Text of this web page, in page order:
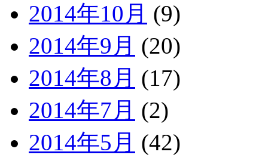
2014年10月 (9)
2014年9月 (20)
2014年8月 (17)
2014年7月 (2)
2014年5月 (42)